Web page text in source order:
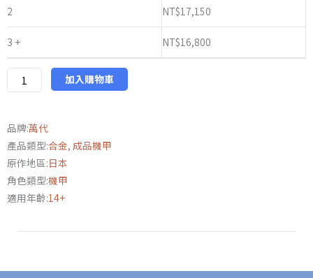
2 NT$17,150
3 + NT$16,800
會
場
限
定
METAL
BUILD
運
鋼
彈
(全
配
[METAL
加入購物車
品牌:萬代
產品類型:合金, 成品機甲
原作地區:日本
角色類型:機甲
適用年齡:14+